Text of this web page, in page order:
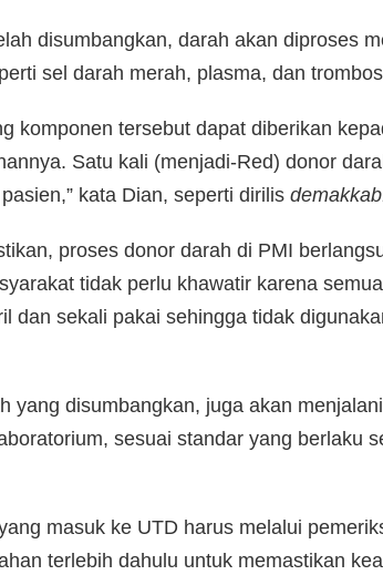
disumbangkan, darah akan diproses
sel darah merah, plasma, dan
komponen tersebut dapat diberikan
Satu kali (menjadi-Red) donor
kata Dian, seperti dirilis
proses donor darah di PMI
tidak perlu khawatir karena
dan sekali pakai sehingga tidak
yang disumbangkan, juga akan
sesuai standar yang berlaku
masuk ke UTD harus melalui
terlebih dahulu untuk memastikan